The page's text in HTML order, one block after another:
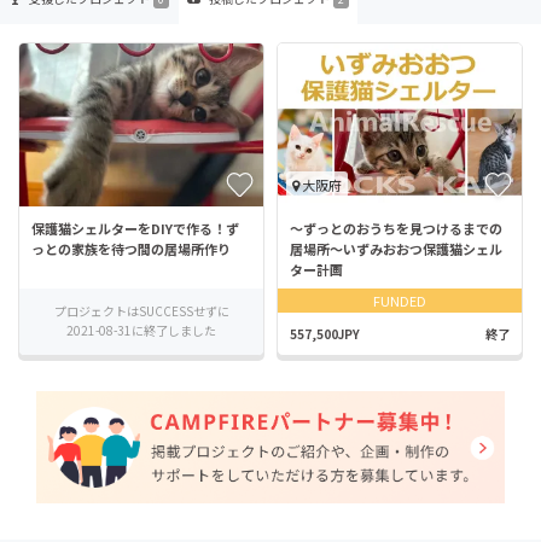
保護猫シェルターをDIYで作る！ず
っとの家族を待つ間の居場所作り
プロジェクトはSUCCESSせずに
2021-08-31に終了しました
大阪府
〜ずっとのおうちを見つけるまでの
居場所〜いずみおおつ保護猫シェル
ター計画
FUNDED
557,500JPY 終了